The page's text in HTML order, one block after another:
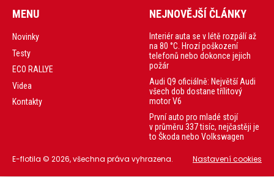
MENU
Novinky
Testy
ECO RALLYE
Videa
Kontakty
NEJNOVĚJŠÍ ČLÁNKY
Interiér auta se v létě rozpálí až
na 80 °C. Hrozí poškození
telefonů nebo dokonce jejich
požár
Audi Q9 oficiálně: Největší Audi
všech dob dostane třílitový
motor V6
První auto pro mladé stojí
v průměru 337 tisíc, nejčastěji je
to Škoda nebo Volkswagen
E-flotila © 2026, všechna práva vyhrazena. Nastavení cookies